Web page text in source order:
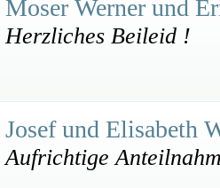
Moser Werner und
Herzliches Beileid !
Josef und Elisabeth
Aufrichtige